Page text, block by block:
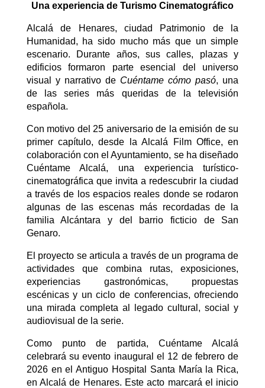
Una experiencia de Turismo Cinematográfico
Alcalá de Henares, ciudad Patrimonio de la
Humanidad, ha sido mucho más que un simple
escenario. Durante años, sus calles, plazas y
edificios formaron parte esencial del universo
visual y narrativo de Cuéntame cómo pasó, una
de las series más queridas de la televisión
española.
Con motivo del 25 aniversario de la emisión de su
primer capítulo, desde la Alcalá Film Office, en
colaboración con el Ayuntamiento, se ha diseñado
Cuéntame Alcalá, una experiencia turístico-
cinematográfica que invita a redescubrir la ciudad
a través de los espacios reales donde se rodaron
algunas de las escenas más recordadas de la
familia Alcántara y del barrio ficticio de San
Genaro.
El proyecto se articula a través de un programa de
actividades que combina rutas, exposiciones,
experiencias gastronómicas, propuestas
escénicas y un ciclo de conferencias, ofreciendo
una mirada completa al legado cultural, social y
audiovisual de la serie.
Como punto de partida, Cuéntame Alcalá
celebrará su evento inaugural el 12 de febrero de
2026 en el Antiguo Hospital Santa María la Rica,
en Alcalá de Henares. Este acto marcará el inicio